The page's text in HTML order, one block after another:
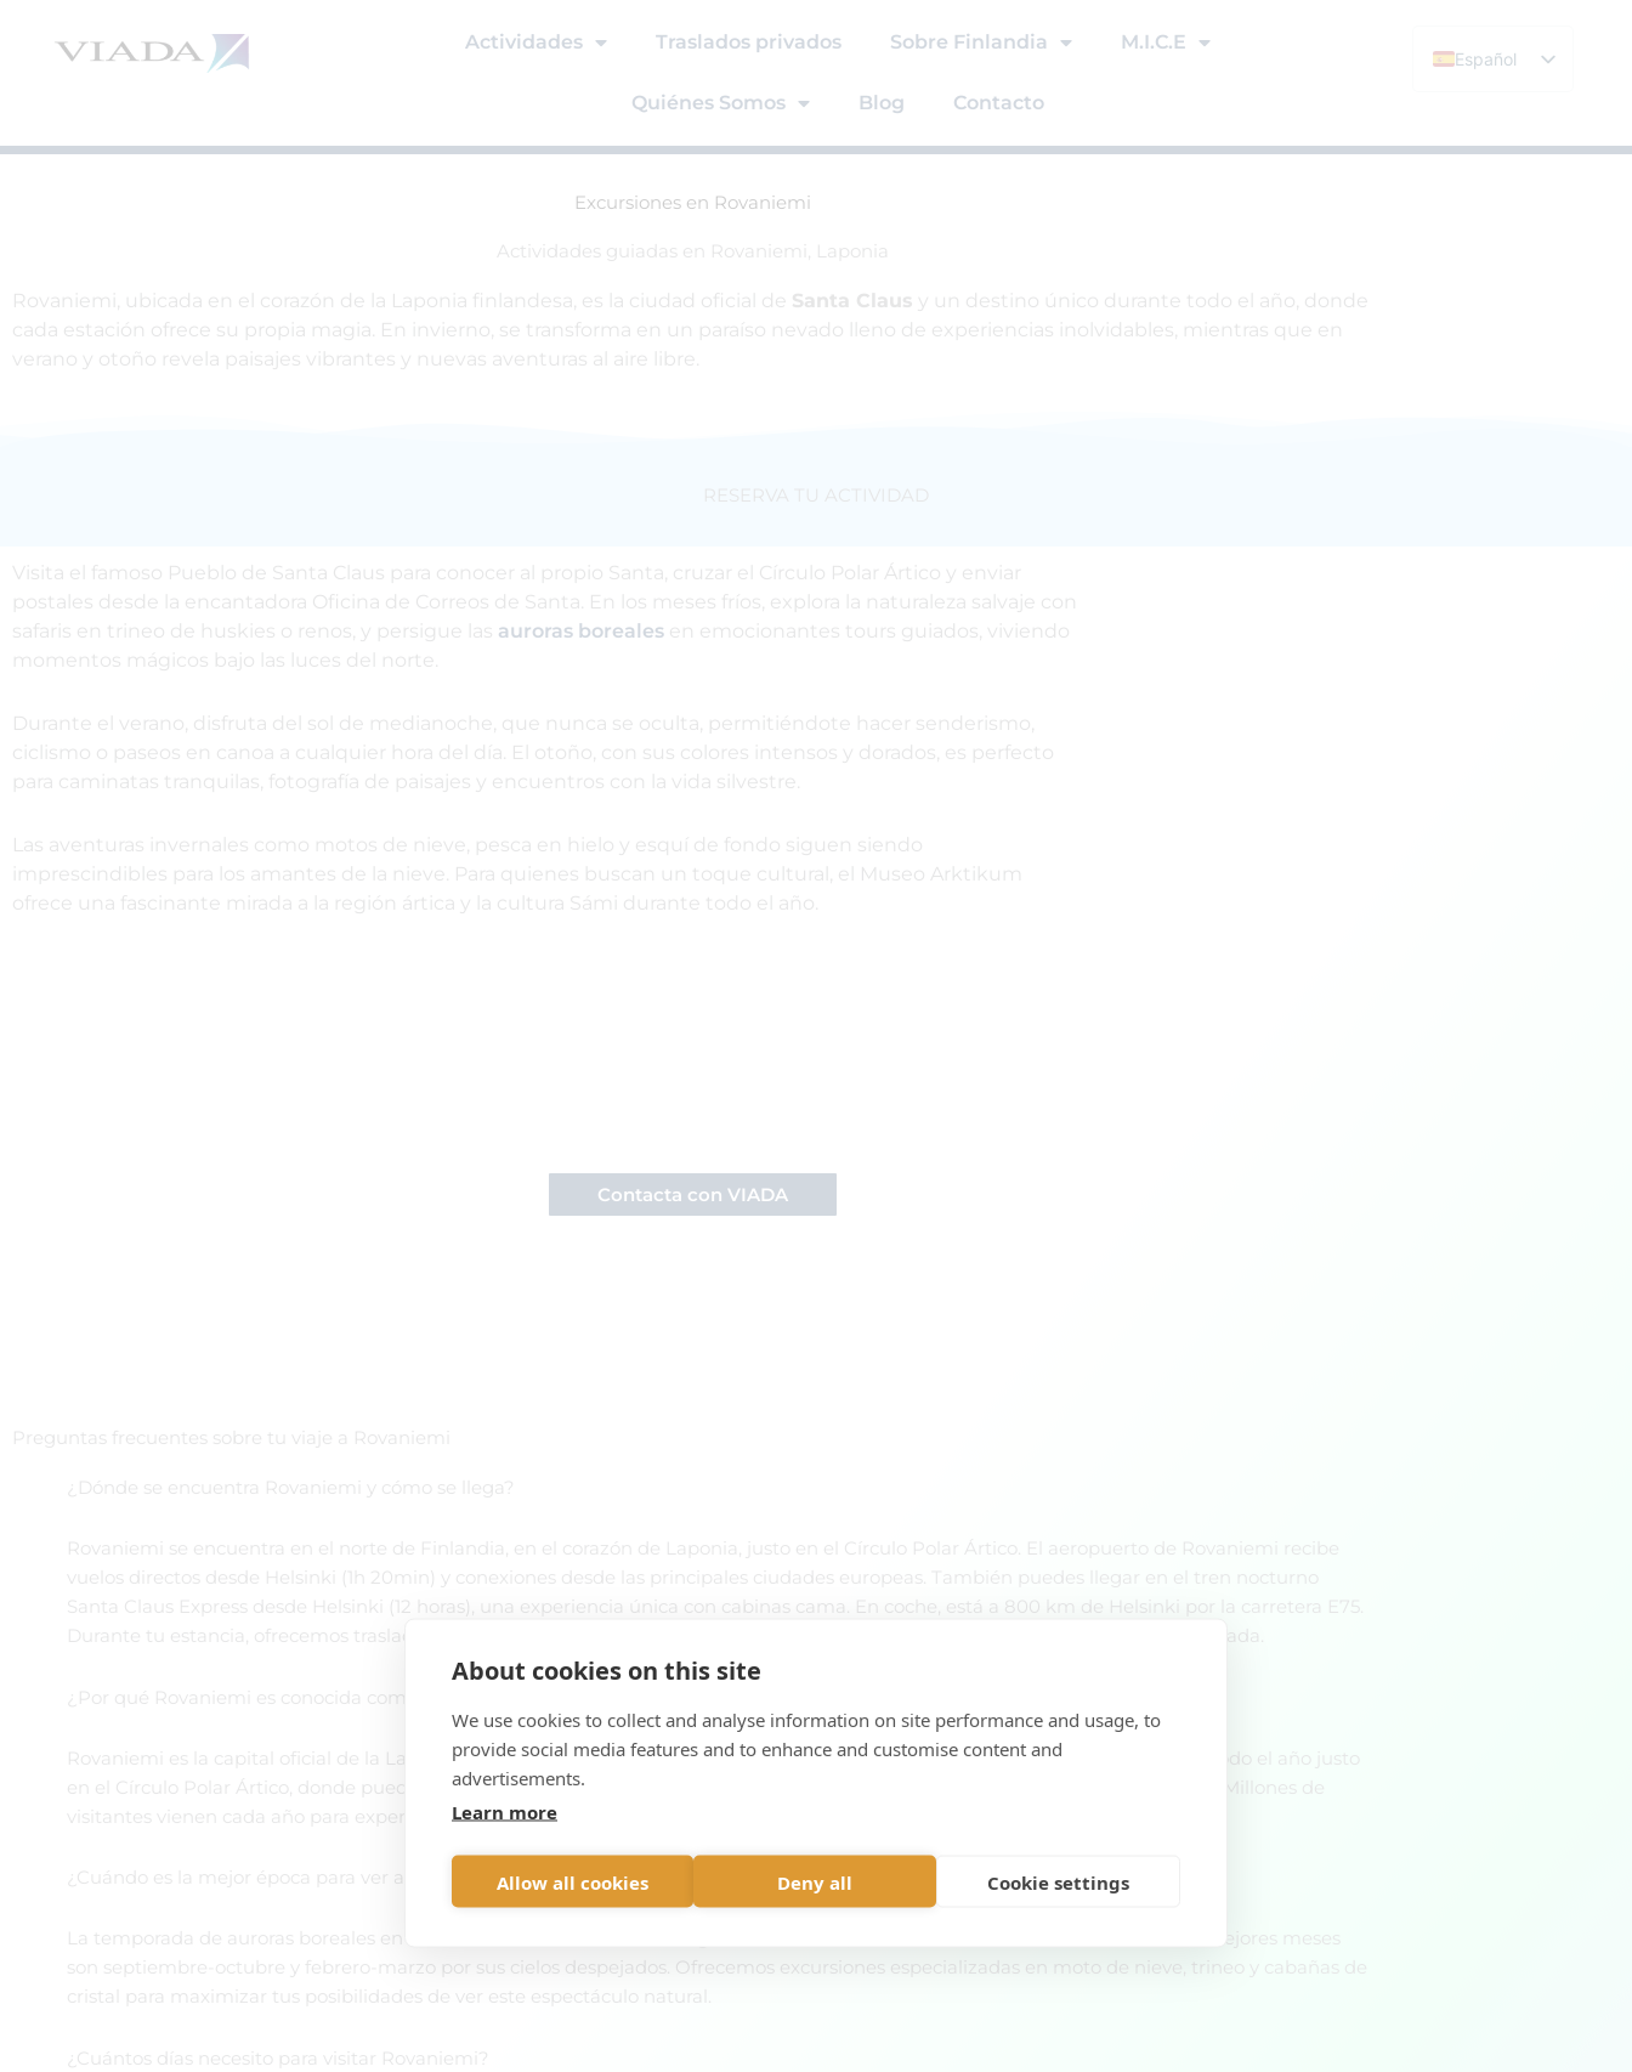
Actividades Traslados privados Sobre Finlandia M.I.C.E
Quiénes Somos Blog Contacto
Español
Excursiones en Rovaniemi
Actividades guiadas en Rovaniemi, Laponia
Rovaniemi, ubicada en el corazón de la Laponia finlandesa, es la ciudad oficial de Santa Claus y un destino único durante todo el año, donde
cada estación ofrece su propia magia. En invierno, se transforma en un paraíso nevado lleno de experiencias inolvidables, mientras que en
verano y otoño revela paisajes vibrantes y nuevas aventuras al aire libre.
RESERVA TU ACTIVIDAD
Visita el famoso Pueblo de Santa Claus para conocer al propio Santa, cruzar el Círculo Polar Ártico y enviar
postales desde la encantadora Oficina de Correos de Santa. En los meses fríos, explora la naturaleza salvaje con
safaris en trineo de huskies o renos, y persigue las auroras boreales en emocionantes tours guiados, viviendo
momentos mágicos bajo las luces del norte.
Durante el verano, disfruta del sol de medianoche, que nunca se oculta, permitiéndote hacer senderismo,
ciclismo o paseos en canoa a cualquier hora del día. El otoño, con sus colores intensos y dorados, es perfecto
para caminatas tranquilas, fotografía de paisajes y encuentros con la vida silvestre.
Las aventuras invernales como motos de nieve, pesca en hielo y esquí de fondo siguen siendo
imprescindibles para los amantes de la nieve. Para quienes buscan un toque cultural, el Museo Arktikum
ofrece una fascinante mirada a la región ártica y la cultura Sámi durante todo el año.
Contacta con VIADA
Preguntas frecuentes sobre tu viaje a Rovaniemi
¿Dónde se encuentra Rovaniemi y cómo se llega?
Rovaniemi se encuentra en el norte de Finlandia, en el corazón de Laponia, justo en el Círculo Polar Ártico. El aeropuerto de Rovaniemi recibe
vuelos directos desde Helsinki (1h 20min) y conexiones desde las principales ciudades europeas. También puedes llegar en el tren nocturno
Santa Claus Express desde Helsinki (12 horas), una experiencia única con cabinas cama. En coche, está a 800 km de Helsinki por la carretera E75.
Durante tu estancia, ofrecemos traslados desde el aeropuerto y transporte a todas las actividades para que no te preocupes por nada.
¿Por qué Rovaniemi es conocida como la ciudad de Papá Noel?
Rovaniemi es la capital oficial de la Laponia finlandesa y hogar reconocido de Papá Noel. El Pueblo de Santa Claus está abierto todo el año justo
en el Círculo Polar Ártico, donde puedes conocer a Papá Noel, enviar cartas desde su oficina postal y cruzar la mítica línea ártica. Millones de
visitantes vienen cada año para experimentar esta magia navideña única en el mundo.
¿Cuándo es la mejor época para ver auroras boreales en Rovaniemi?
La temporada de auroras boreales en Rovaniemi va desde finales de agosto hasta abril, con unas 200 noches de actividad. Los mejores meses
son septiembre-octubre y febrero-marzo por sus cielos despejados. Ofrecemos excursiones especializadas en moto de nieve, trineo y cabañas de
cristal para maximizar tus posibilidades de ver este espectáculo natural.
¿Cuántos días necesito para visitar Rovaniemi?
About cookies on this site
We use cookies to collect and analyse information on site performance and usage, to
provide social media features and to enhance and customise content and
advertisements.
Learn more
Allow all cookies Deny all Cookie settings